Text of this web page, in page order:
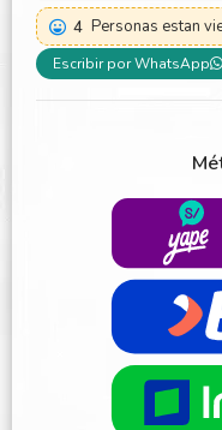
4 Personas estan
Escribir por WhatsApp